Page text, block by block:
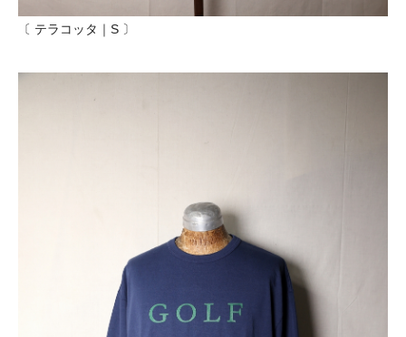
〔 テラコッタ｜S 〕